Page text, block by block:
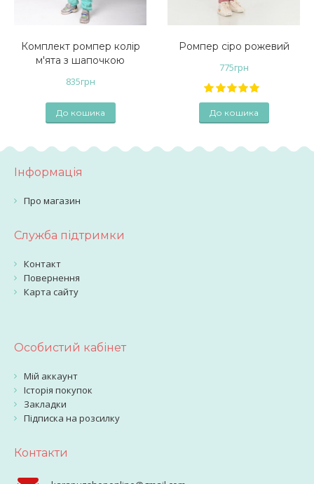
Комплект ромпер колір
м'ята з шапочкою
835грн
До кошика
Ромпер сіро рожевий
775грн
До кошика
Інформація
Про магазин
Служба підтримки
Контакт
Повернення
Карта сайту
Особистий кабінет
Мій аккаунт
Історія покупок
Закладки
Підписка на розсилку
Контакти